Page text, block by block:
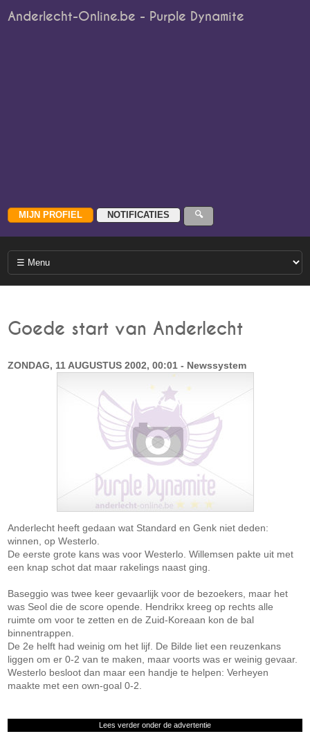
Anderlecht-Online.be - Purple Dynamite
Goede start van Anderlecht
ZONDAG, 11 AUGUSTUS 2002, 00:01 - Newssystem
Anderlecht heeft gedaan wat Standard en Genk niet deden:
winnen, op Westerlo.
De eerste grote kans was voor Westerlo. Willemsen pakte uit met
een knap schot dat maar rakelings naast ging.
Baseggio was twee keer gevaarlijk voor de bezoekers, maar het
was Seol die de score opende. Hendrikx kreeg op rechts alle
ruimte om voor te zetten en de Zuid-Koreaan kon de bal
binnentrappen.
De 2e helft had weinig om het lijf. De Bilde liet een reuzenkans
liggen om er 0-2 van te maken, maar voorts was er weinig gevaar.
Westerlo besloot dan maar een handje te helpen: Verheyen
maakte met een own-goal 0-2.
Lees verder onder de advertentie